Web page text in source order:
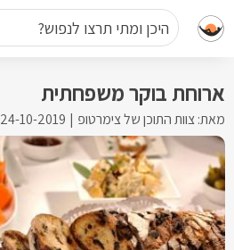
היכן ומתי תרצו לנפוש?
ארוחת בוקר משפחתית
מאת: צוות התוכן של צימרטופ 24-10-2019